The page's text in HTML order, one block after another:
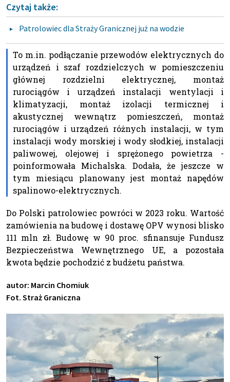
Czytaj także:
Patrolowiec dla Straży Granicznej już na wodzie
To m.in. podłączanie przewodów elektrycznych do
urządzeń i szaf rozdzielczych w pomieszczeniu
głównej rozdzielni elektrycznej, montaż
rurociągów i urządzeń instalacji wentylacji i
klimatyzacji, montaż izolacji termicznej i
akustycznej wewnątrz pomieszczeń, montaż
rurociągów i urządzeń różnych instalacji, w tym
instalacji wody morskiej i wody słodkiej, instalacji
paliwowej, olejowej i sprężonego powietrza -
poinformowała Michalska. Dodała, że jeszcze w
tym miesiącu planowany jest montaż napędów
spalinowo-elektrycznych.
Do Polski patrolowiec powróci w 2023 roku. Wartość
zamówienia na budowę i dostawę OPV wynosi blisko
111 mln zł. Budowę w 90 proc. sfinansuje Fundusz
Bezpieczeństwa Wewnętrznego UE, a pozostała
kwota będzie pochodzić z budżetu państwa.
autor: Marcin Chomiuk
Fot. Straż Graniczna